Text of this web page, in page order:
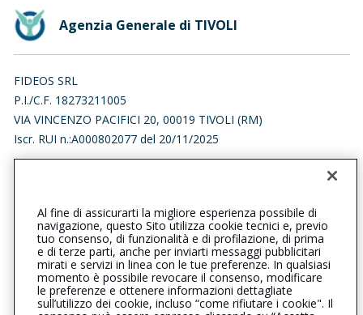
Agenzia Generale di TIVOLI
FIDEOS SRL
P.I./C.F. 18273211005
VIA VINCENZO PACIFICI 20, 00019 TIVOLI (RM)
Iscr. RUI n.:A000802077 del 20/11/2025
tivoli@cattolica.it
fideossrl@arubapec.it
SOCIAL
Al fine di assicurarti la migliore esperienza possibile di
navigazione, questo Sito utilizza cookie tecnici e, previo
tuo consenso, di funzionalità e di profilazione, di prima
e di terze parti, anche per inviarti messaggi pubblicitari
mirati e servizi in linea con le tue preferenze. In qualsiasi
momento è possibile revocare il consenso, modificare
le preferenze e ottenere informazioni dettagliate
sull’utilizzo dei cookie, incluso “come rifiutare i cookie". Il